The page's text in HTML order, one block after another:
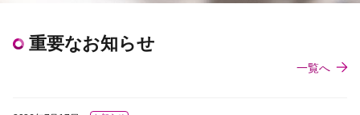
重要なお知らせ
一覧へ